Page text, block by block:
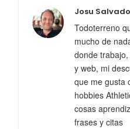
Josu
Todoterreno
mucho de
donde
y web, mi
que me gusta
hobbies
cosas
frases y citas